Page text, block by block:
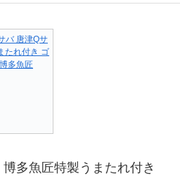
バ 唐津Qサ
たれ付き ゴ
多魚匠
多魚匠特製うまたれ付き